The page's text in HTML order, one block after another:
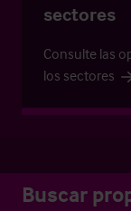
sectores
Consulte las
los sectores
Buscar